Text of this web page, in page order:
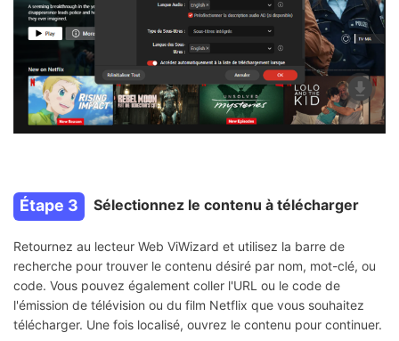
Étape 3 Sélectionnez le contenu à télécharger
Retournez au lecteur Web ViWizard et utilisez la barre de
recherche pour trouver le contenu désiré par nom, mot-clé, ou
code. Vous pouvez également coller l'URL ou le code de
l'émission de télévision ou du film Netflix que vous souhaitez
télécharger. Une fois localisé, ouvrez le contenu pour continuer.